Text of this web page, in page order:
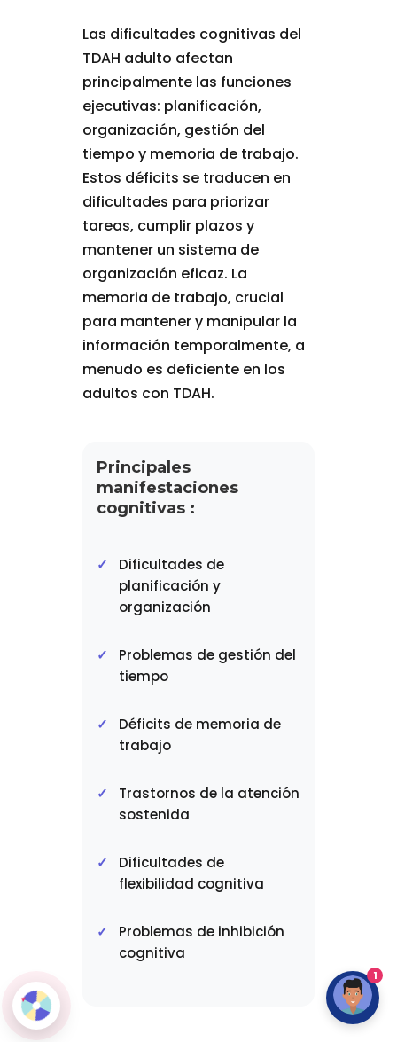
Las dificultades cognitivas del
TDAH adulto afectan
principalmente las funciones
ejecutivas: planificación,
organización, gestión del
tiempo y memoria de trabajo.
Estos déficits se traducen en
dificultades para priorizar
tareas, cumplir plazos y
mantener un sistema de
organización eficaz. La
memoria de trabajo, crucial
para mantener y manipular la
información temporalmente, a
menudo es deficiente en los
adultos con TDAH.
Principales
manifestaciones
cognitivas :
Dificultades de
planificación y
organización
Problemas de gestión del
tiempo
Déficits de memoria de
trabajo
Trastornos de la atención
sostenida
Dificultades de
flexibilidad cognitiva
Problemas de inhibición
cognitiva
1